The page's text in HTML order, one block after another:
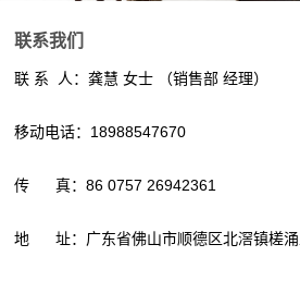
联系我们
联 系 人：龚慧 女士 （销售部 经理）
移动电话：18988547670
传 真：86 0757 26942361
地 址：广东省佛山市顺德区北滘镇槎涌